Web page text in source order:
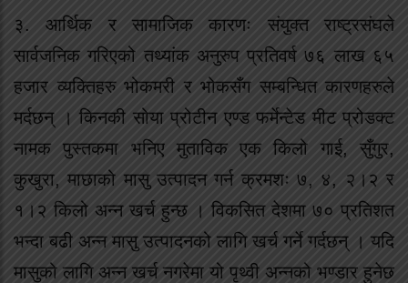
३. आर्थिक र सामाजिक कारणः संयुक्त राष्ट्रसंघले
सार्वजनिक गरिएको तथ्यांक अनुरुप प्रतिवर्ष ७६ लाख ६५
हजार व्यक्तिहरु भोकमरी र भोकसँग सम्बन्धित कारणहरुले
मर्दछन् । किनकी सोया प्रोटीन एण्ड फर्मेन्टेड मीट प्रोडक्ट
नामक पुस्तकमा भनिए मुताविक एक किलो गाई, सुँगुर,
कुखुरा, माछाको मासु उत्पादन गर्न क्रमशः ७, ४, २।२ र
१।२ किलो अन्न खर्च हुन्छ । विकसित देशमा ७० प्रतिशत
भन्दा बढी अन्न मासु उत्पादनको लागि खर्च गर्ने गर्दछन् । यदि
मासुको लागि अन्न खर्च नगरेमा यो पृथ्वी अन्नको भण्डार हुनेछ